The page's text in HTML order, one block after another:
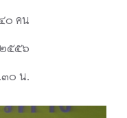
๐ คน
๕๕๖
๓๐ น.